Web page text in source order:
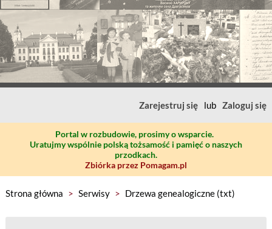
Zarejestruj się lub Zaloguj się
Portal w rozbudowie, prosimy o wsparcie.
Uratujmy wspólnie polską tożsamość i pamięć o naszych
przodkach.
Zbiórka przez Pomagam.pl
Strona główna > Serwisy > Drzewa genealogiczne (txt)